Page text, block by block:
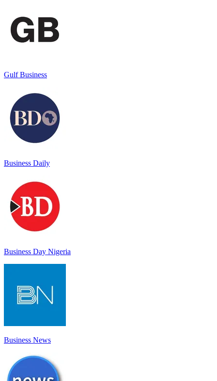
Gulf Business
Business Daily
Business Day Nigeria
Business News